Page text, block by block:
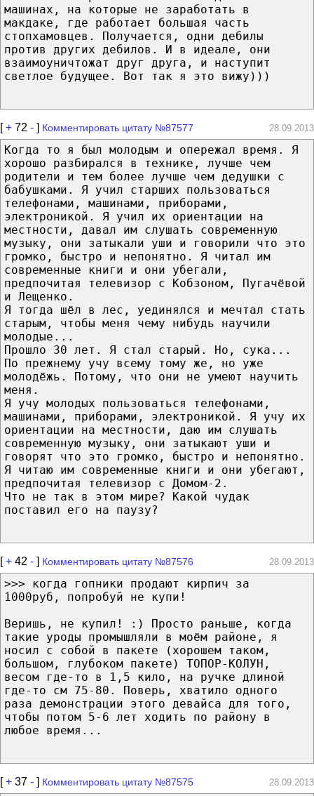
машинах, на которые не заработать в
макдаке, где работает большая часть
стопхамовцев. Получается, одни дебилы
против других дебилов. И в идеале, они
взаимоуничтожат друг друга, и наступит
светлое будущее. Вот так я это вижу)))
[+ 72 - ] Комментировать цитату №87577 28.09.2013
Когда то я был молодым и опережал время. Я
хорошо разбирался в технике, лучше чем
родители и тем более лучше чем дедушки с
бабушками. Я учил старших пользоваться
телефонами, машинами, приборами,
электроникой. Я учил их ориентации на
местности, давал им слушать современную
музыку, они затыкали уши и говорили что это
громко, быстро и непонятно. Я читал им
современные книги и они убегали,
предпочитая телевизор с Кобзоном, Пугачёвой
и Лещенко.
Я тогда шёл в лес, уединялся и мечтал стать
старым, чтобы меня чему нибудь научили
молодые...
Прошло 30 лет. Я стал старый. Но, сука...
По прежнему учу всему тому же, но уже
молодёжь. Потому, что они не умеют научить
меня.
Я учу молодых пользоваться телефонами,
машинами, приборами, электроникой. Я учу их
ориентации на местности, даю им слушать
современную музыку, они затыкают уши и
говорят что это громко, быстро и непонятно.
Я читаю им современные книги и они убегают,
предпочитая телевизор с Домом-2.
Что не так в этом мире? Какой чудак
поставил его на паузу?
[+ 42 - ] Комментировать цитату №87576 28.09.2013
>>> когда гопники продают кирпич за
1000руб, попробуй не купи!
Веришь, не купил! :) Просто раньше, когда
такие уроды промышляли в моём районе, я
носил с собой в пакете (хорошем таком,
большом, глубоком пакете) ТОПОР-КОЛУН,
весом где-то в 1,5 кило, на ручке длиной
где-то см 75-80. Поверь, хватило одного
раза демонстрации этого девайса для того,
чтобы потом 5-6 лет ходить по району в
любое время...
[+ 37 - ] Комментировать цитату №87575 28.09.2013